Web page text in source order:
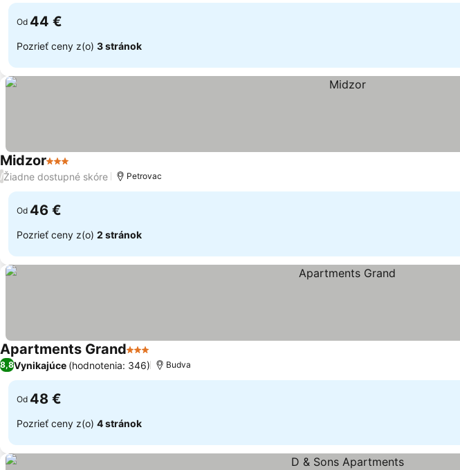
Od 44 €
Pozrieť ceny z(o) 3 stránok
Midzor3 Počet hviezdičiek
/Žiadne dostupné skóre Petrovac
Od 46 €
Pozrieť ceny z(o) 2 stránok
Apartments Grand3 Počet hviezdičiek
8,8Vynikajúce (hodnotenia: 346) Budva
Od 48 €
Pozrieť ceny z(o) 4 stránok